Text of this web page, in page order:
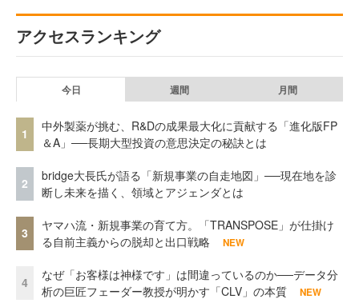
アクセスランキング
今日 週間 月間
1
中外製薬が挑む、R&Dの成果最大化に貢献する「進化版FP
＆A」──長期大型投資の意思決定の秘訣とは
2
bridge大長氏が語る「新規事業の自走地図」──現在地を診
断し未来を描く、領域とアジェンダとは
3
ヤマハ流・新規事業の育て方。「TRANSPOSE」が仕掛け
る自前主義からの脱却と出口戦略
NEW
4
なぜ「お客様は神様です」は間違っているのか──データ分
析の巨匠フェーダー教授が明かす「CLV」の本質
NEW